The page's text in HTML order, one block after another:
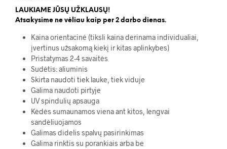
LAUKIAME JŪSŲ UŽKLAUSŲ!
Atsakysime ne vėliau kaip per 2 darbo dienas.
Kaina orientacinė (tiksli kaina derinama individualiai,
įvertinus užsakomą kiekį ir kitas aplinkybes)
Pristatymas 2-4 savaitės
Sudėtis: aliuminis
Skirta naudoti tiek lauke, tiek viduje
Galima naudoti pirtyje
UV spindulių apsauga
Kėdės sumaunamos viena ant kitos, lengvai
sandėliuojamos
Galimas didelis spalvų pasirinkimas
Galima rinktis su porankiais arba be